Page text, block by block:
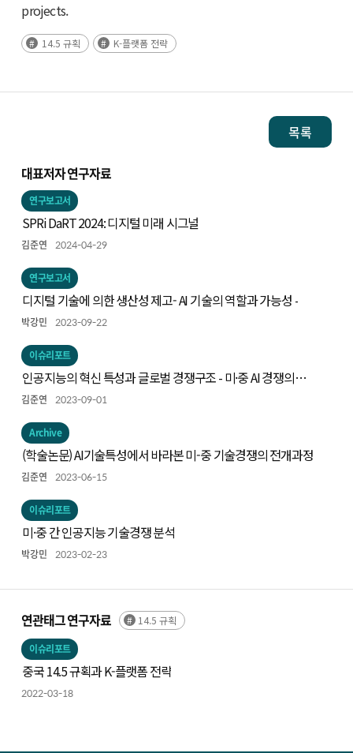
projects.
14.5 규획 K-플랫폼 전략
목록
대표저자 연구자료
연구보고서
SPRi DaRT 2024: 디지털 미래 시그널
김준연 2024-04-29
연구보고서
디지털 기술에 의한 생산성 제고- AI 기술의 역할과 가능성 -
박강민 2023-09-22
이슈리포트
인공지능의 혁신 특성과 글로벌 경쟁구조 - 미·중 AI 경쟁의
동향과 시사점 -
김준연 2023-09-01
Archive
(학술논문) AI기술특성에서 바라본 미-중 기술경쟁의 전개과정
김준연 2023-06-15
이슈리포트
미·중 간 인공지능 기술경쟁 분석
박강민 2023-02-23
연관태그 연구자료 14.5 규획
이슈리포트
중국 14.5 규획과 K-플랫폼 전략
2022-03-18